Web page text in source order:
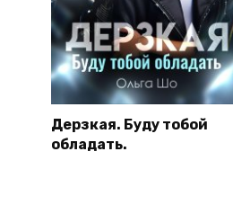
Дерзкая. Буду тобой
обладать.